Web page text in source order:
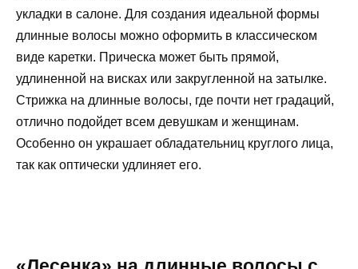
укладки в салоне. Для создания идеальной формы
длинные волосы можно оформить в классическом
виде каретки. Прическа может быть прямой,
удлиненной на висках или закругленной на затылке.
Стрижка на длинные волосы, где почти нет градаций,
отлично подойдет всем девушкам и женщинам.
Особенно он украшает обладательниц круглого лица,
так как оптически удлиняет его.